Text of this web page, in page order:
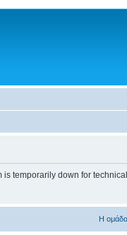
is temporarily down for
Η ομάδα